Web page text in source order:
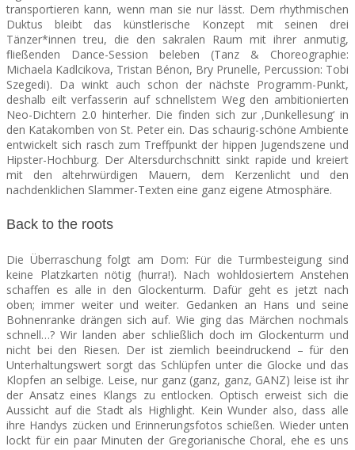
transportieren kann, wenn man sie nur lässt. Dem rhythmischen
Duktus bleibt das künstlerische Konzept mit seinen drei
Tänzer*innen treu, die den sakralen Raum mit ihrer anmutig,
fließenden Dance-Session beleben (Tanz & Choreographie:
Michaela Kadlcikova, Tristan Bénon, Bry Prunelle, Percussion: Tobi
Szegedi). Da winkt auch schon der nächste Programm-Punkt,
deshalb eilt verfasserin auf schnellstem Weg den ambitionierten
Neo-Dichtern 2.0 hinterher. Die finden sich zur ‚Dunkellesung‘ in
den Katakomben von St. Peter ein. Das schaurig-schöne Ambiente
entwickelt sich rasch zum Treffpunkt der hippen Jugendszene und
Hipster-Hochburg. Der Altersdurchschnitt sinkt rapide und kreiert
mit den altehrwürdigen Mauern, dem Kerzenlicht und den
nachdenklichen Slammer-Texten eine ganz eigene Atmosphäre.
Back to the roots
Die Überraschung folgt am Dom: Für die Turmbesteigung sind
keine Platzkarten nötig (hurra!). Nach wohldosiertem Anstehen
schaffen es alle in den Glockenturm. Dafür geht es jetzt nach
oben; immer weiter und weiter. Gedanken an Hans und seine
Bohnenranke drängen sich auf. Wie ging das Märchen nochmals
schnell…? Wir landen aber schließlich doch im Glockenturm und
nicht bei den Riesen. Der ist ziemlich beeindruckend – für den
Unterhaltungswert sorgt das Schlüpfen unter die Glocke und das
Klopfen an selbige. Leise, nur ganz (ganz, ganz, GANZ) leise ist ihr
der Ansatz eines Klangs zu entlocken. Optisch erweist sich die
Aussicht auf die Stadt als Highlight. Kein Wunder also, dass alle
ihre Handys zücken und Erinnerungsfotos schießen. Wieder unten
lockt für ein paar Minuten der Gregorianische Choral, ehe es uns